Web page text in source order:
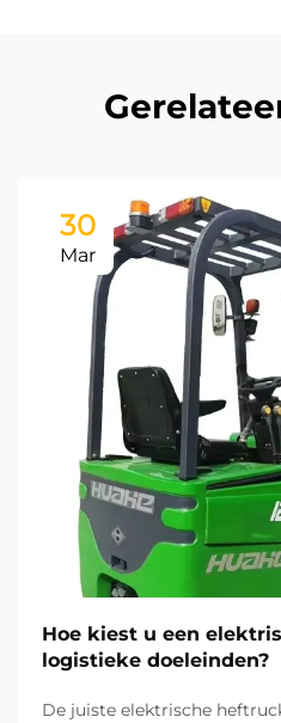
30
Mar
Hoe kiest u een
logistieke doeleinden?
De juiste elektrische